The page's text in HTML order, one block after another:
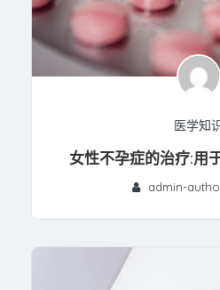
医学知
女性不孕症的治疗:用
admin-